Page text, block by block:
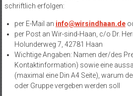
schriftlich erfolgen:
per E-Mail an info@wirsindhaan.de
per Post an Wir-sind-Haan, c/o Dr.
Holunderweg 7, 42781 Haan
Wichtige Angaben: Namen der/des
Kontaktinformation) sowie eine
(maximal eine Din A4 Seite), warum
oder Gruppe vergeben werden soll